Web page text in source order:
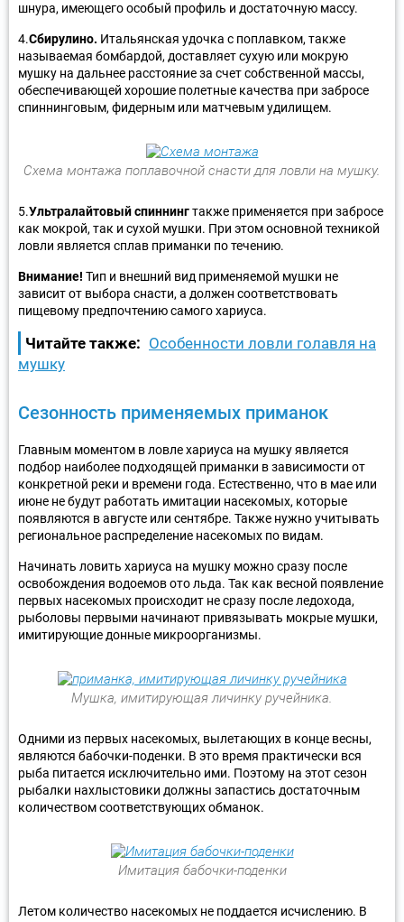
шнура, имеющего особый профиль и достаточную массу.
4.Сбирулино. Итальянская удочка с поплавком, также
называемая бомбардой, доставляет сухую или мокрую
мушку на дальнее расстояние за счет собственной массы,
обеспечивающей хорошие полетные качества при забросе
спиннинговым, фидерным или матчевым удилищем.
Схема монтажа поплавочной снасти для ловли на мушку.
5.Ультралайтовый спиннингтакже применяется при забросе
как мокрой, так и сухой мушки. При этом основной техникой
ловли является сплав приманки по течению.
Внимание! Тип и внешний вид применяемой мушки не
зависит от выбора снасти, а должен соответствовать
пищевому предпочтению самого хариуса.
Читайте также: Особенности ловли голавля на
мушку
Сезонность применяемых приманок
Главным моментом в ловле хариуса на мушку является
подбор наиболее подходящей приманки в зависимости от
конкретной реки и времени года. Естественно, что в мае или
июне не будут работать имитации насекомых, которые
появляются в августе или сентябре. Также нужно учитывать
региональное распределение насекомых по видам.
Начинать ловить хариуса на мушку можно сразу после
освобождения водоемов ото льда. Так как весной появление
первых насекомых происходит не сразу после ледохода,
рыболовы первыми начинают привязывать мокрые мушки,
имитирующие донные микроорганизмы.
Мушка, имитирующая личинку ручейника.
Одними из первых насекомых, вылетающих в конце весны,
являются бабочки-поденки. В это время практически вся
рыба питается исключительно ими. Поэтому на этот сезон
рыбалки нахлыстовики должны запастись достаточным
количеством соответствующих обманок.
Имитация бабочки-поденки
Летом количество насекомых не поддается исчислению. В